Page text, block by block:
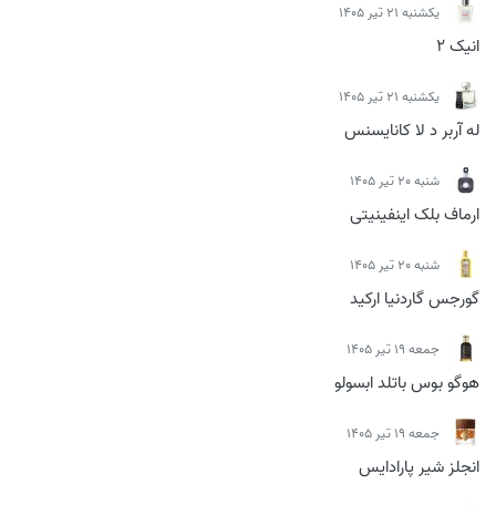
يكشنبه 21 تیر 1405
انیک 2
يكشنبه 21 تیر 1405
له آربر د لا کانایسنس
شنبه 20 تیر 1405
ارماف بلک اینفینیتی
شنبه 20 تیر 1405
گورجس گاردنیا ارکید
جمعه 19 تیر 1405
هوگو بوس باتلد ابسولو
جمعه 19 تیر 1405
انجلز شیر پارادایس